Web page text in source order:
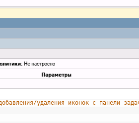
удаления иконок с панели